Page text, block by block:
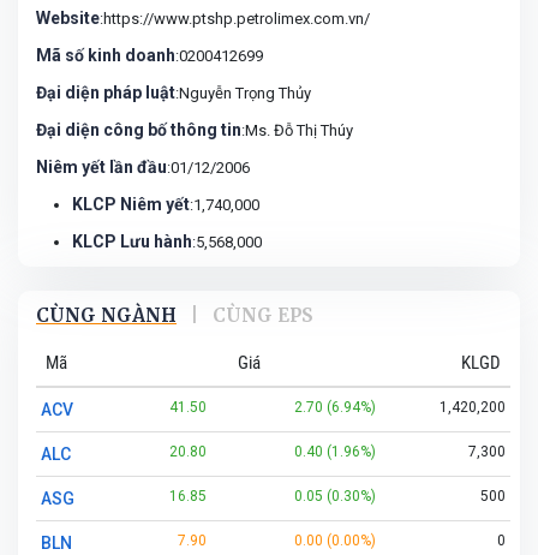
Website:https://www.ptshp.petrolimex.com.vn/
Mã số kinh doanh:0200412699
Đại diện pháp luật:Nguyễn Trọng Thủy
Đại diện công bố thông tin:Ms. Đỗ Thị Thúy
Niêm yết lần đầu:01/12/2006
KLCP Niêm yết:1,740,000
KLCP Lưu hành:5,568,000
CÙNG NGÀNH CÙNG EPS
Mã Giá KLGD
ACV 41.50 2.70 (6.94%) 1,420,200
ALC 20.80 0.40 (1.96%) 7,300
ASG 16.85 0.05 (0.30%) 500
BLN 7.90 0.00 (0.00%) 0